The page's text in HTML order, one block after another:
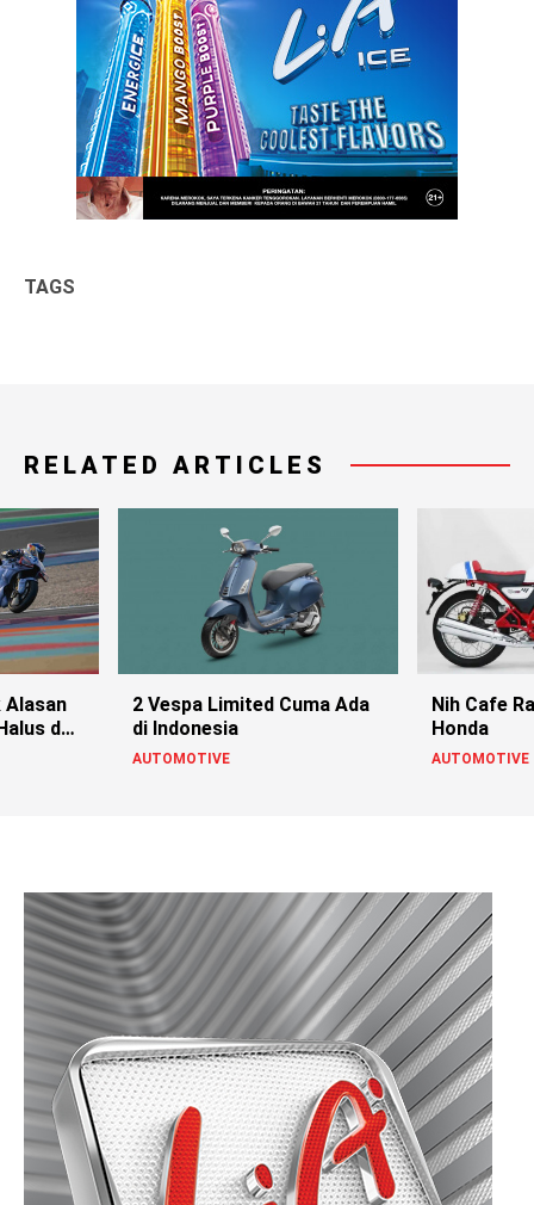
TAGS
RELATED ARTICLES
Alasan
dan
2 Vespa Limited Cuma Ada
di Indonesia
AUTOMOTIVE
Nih Cafe
Honda
AUTOMOTIVE